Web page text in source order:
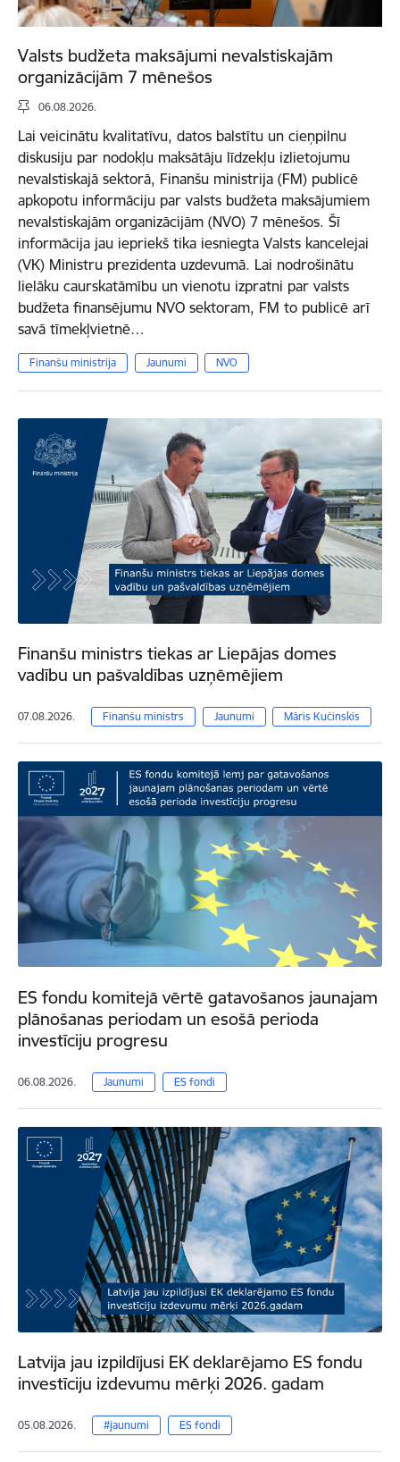
Valsts budžeta maksājumi nevalstiskajām
organizācijām 7 mēnešos
06.08.2026.
Lai veicinātu kvalitatīvu, datos balstītu un cieņpilnu
diskusiju par nodokļu maksātāju līdzekļu izlietojumu
nevalstiskajā sektorā, Finanšu ministrija (FM) publicē
apkopotu informāciju par valsts budžeta maksājumiem
nevalstiskajām organizācijām (NVO) 7 mēnešos. Šī
informācija jau iepriekš tika iesniegta Valsts kancelejai
(VK) Ministru prezidenta uzdevumā. Lai nodrošinātu
lielāku caurskatāmību un vienotu izpratni par valsts
budžeta finansējumu NVO sektoram, FM to publicē arī
savā tīmekļvietnē…
Finanšu ministrija Jaunumi NVO
Finanšu ministrs tiekas ar Liepājas domes
vadību un pašvaldības uzņēmējiem
07.08.2026. Finanšu ministrs Jaunumi Māris Kučinskis
ES fondu komitejā vērtē gatavošanos jaunajam
plānošanas periodam un esošā perioda
investīciju progresu
06.08.2026. Jaunumi ES fondi
Latvija jau izpildījusi EK deklarējamo ES fondu
investīciju izdevumu mērķi 2026. gadam
05.08.2026. #jaunumi ES fondi